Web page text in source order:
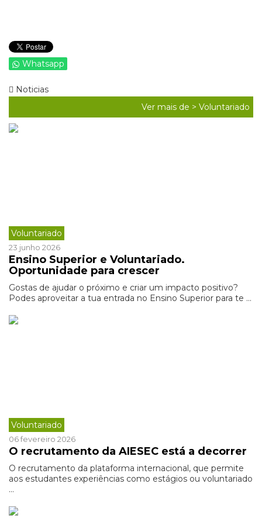
Whatsapp
Noticias
Ver mais de > Voluntariado
Voluntariado
23 junho 2026
Ensino Superior e Voluntariado.
Oportunidade para crescer
Gostas de ajudar o próximo e criar um impacto positivo?
Podes aproveitar a tua entrada no Ensino Superior para te ...
Voluntariado
06 fevereiro 2026
O recrutamento da AIESEC está a decorrer
O recrutamento da plataforma internacional, que permite
aos estudantes experiências como estágios ou voluntariado
...